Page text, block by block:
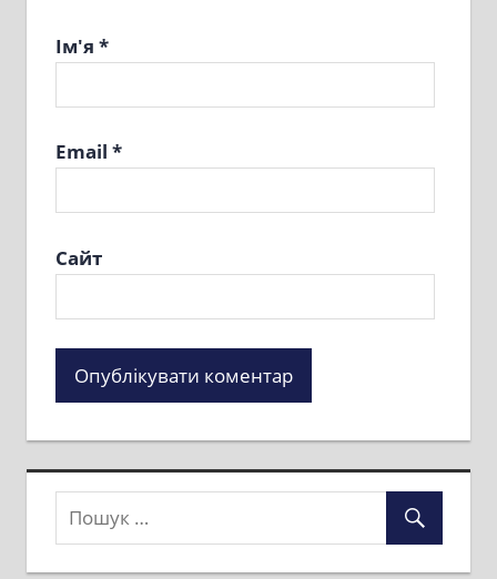
Ім'я *
Email *
Сайт